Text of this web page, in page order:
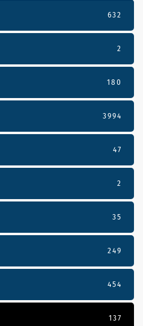
632
2
180
3994
47
2
35
249
454
137